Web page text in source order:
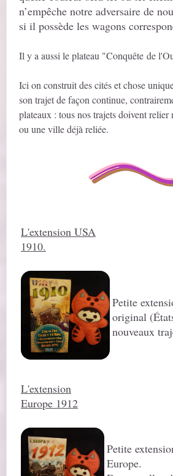
n’empêche notre adversaire de
si il possède les wagons
Il y a aussi le plateau "Conquête de
Ici on construit des cités et chose
son trajet de façon continue,
plateaux : tous nos trajets doivent relier
ou une ville déjà reliée.
L'extension USA
1910.
Petite
original
nouveaux
L'extension
Europe 1912
Petite
Europe.